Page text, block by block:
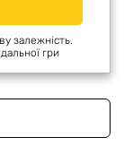
залежність.
гри